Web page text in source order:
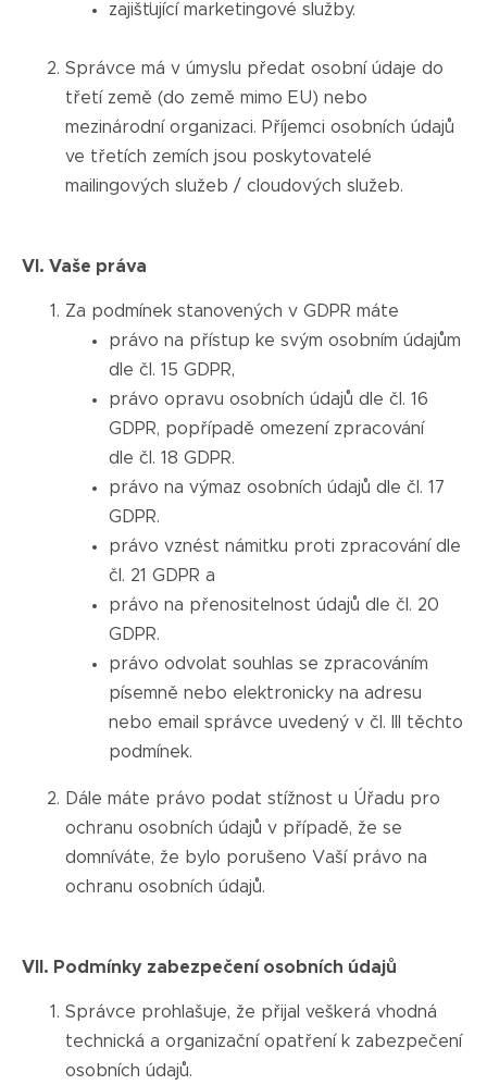
zajišťující marketingové služby.
Správce má v úmyslu předat osobní údaje do
třetí země (do země mimo EU) nebo
mezinárodní organizaci. Příjemci osobních údajů
ve třetích zemích jsou poskytovatelé
mailingových služeb / cloudových služeb.
VI. Vaše práva
Za podmínek stanovených v GDPR máte
právo na přístup ke svým osobním údajům
dle čl. 15 GDPR,
právo opravu osobních údajů dle čl. 16
GDPR, popřípadě omezení zpracování
dle čl. 18 GDPR.
právo na výmaz osobních údajů dle čl. 17
GDPR.
právo vznést námitku proti zpracování dle
čl. 21 GDPR a
právo na přenositelnost údajů dle čl. 20
GDPR.
právo odvolat souhlas se zpracováním
písemně nebo elektronicky na adresu
nebo email správce uvedený v čl. III těchto
podmínek.
Dále máte právo podat stížnost u Úřadu pro
ochranu osobních údajů v případě, že se
domníváte, že bylo porušeno Vaší právo na
ochranu osobních údajů.
VII. Podmínky zabezpečení osobních údajů
Správce prohlašuje, že přijal veškerá vhodná
technická a organizační opatření k zabezpečení
osobních údajů.